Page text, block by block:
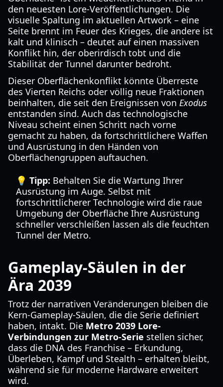
den neuesten Lore-Veröffentlichungen. Die
visuelle Spaltung im aktuellen Artwork – eine
Seite brennt im Feuer des Krieges, die andere ist
kalt und klinisch – deutet auf einen massiven
Konflikt hin, der oberirdisch tobt und die
Stabilität der Tunnel darunter bedroht.
Dieser Oberflächenkonflikt könnte Überreste
des Vierten Reichs oder völlig neue Fraktionen
beinhalten, die seit den Ereignissen von Exodus
entstanden sind. Auch das technologische
Niveau scheint einen Schritt nach vorne
gemacht zu haben, da fortschrittlichere Waffen
und Ausrüstung in den Händen von
Oberflächengruppen auftauchen.
💡 Tipp: Behalten Sie die Wartung Ihrer
Ausrüstung im Auge. Selbst mit
fortschrittlicherer Technologie wird die raue
Umgebung der Oberfläche Ihre Ausrüstung
schneller verschleißen lassen als die feuchten
Tunnel der Metro.
Gameplay-Säulen in der
Ära 2039
Trotz der narrativen Veränderungen bleiben die
Kern-Gameplay-Säulen, die die Serie definiert
haben, intakt. Die Metro 2039 Lore-
Verbindungen zur Metro-Serie stellen sicher,
dass die DNA des Franchise – Erkundung,
Überleben, Kampf und Stealth – erhalten bleibt,
während sie für moderne Hardware erweitert
wird.